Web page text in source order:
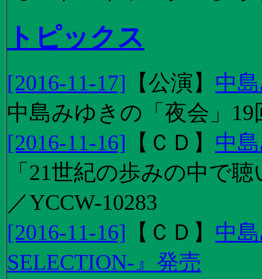
トピックス
[2016-11-17] 【公演 】 中
中島みゆきの「夜会」
[2016-11-16] 【 ＣＤ 】 中
「21世紀の歩みの中で
／YCCW-10283
[2016-11-16] 【 ＣＤ 】 中
SELECTION-』発売